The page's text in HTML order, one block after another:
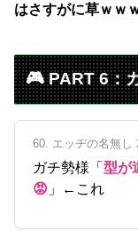
はさすがに草ｗ
🎮 PART 6：
60. エッヂの名無し
ガチ勢様「 型が
😡 」←これ